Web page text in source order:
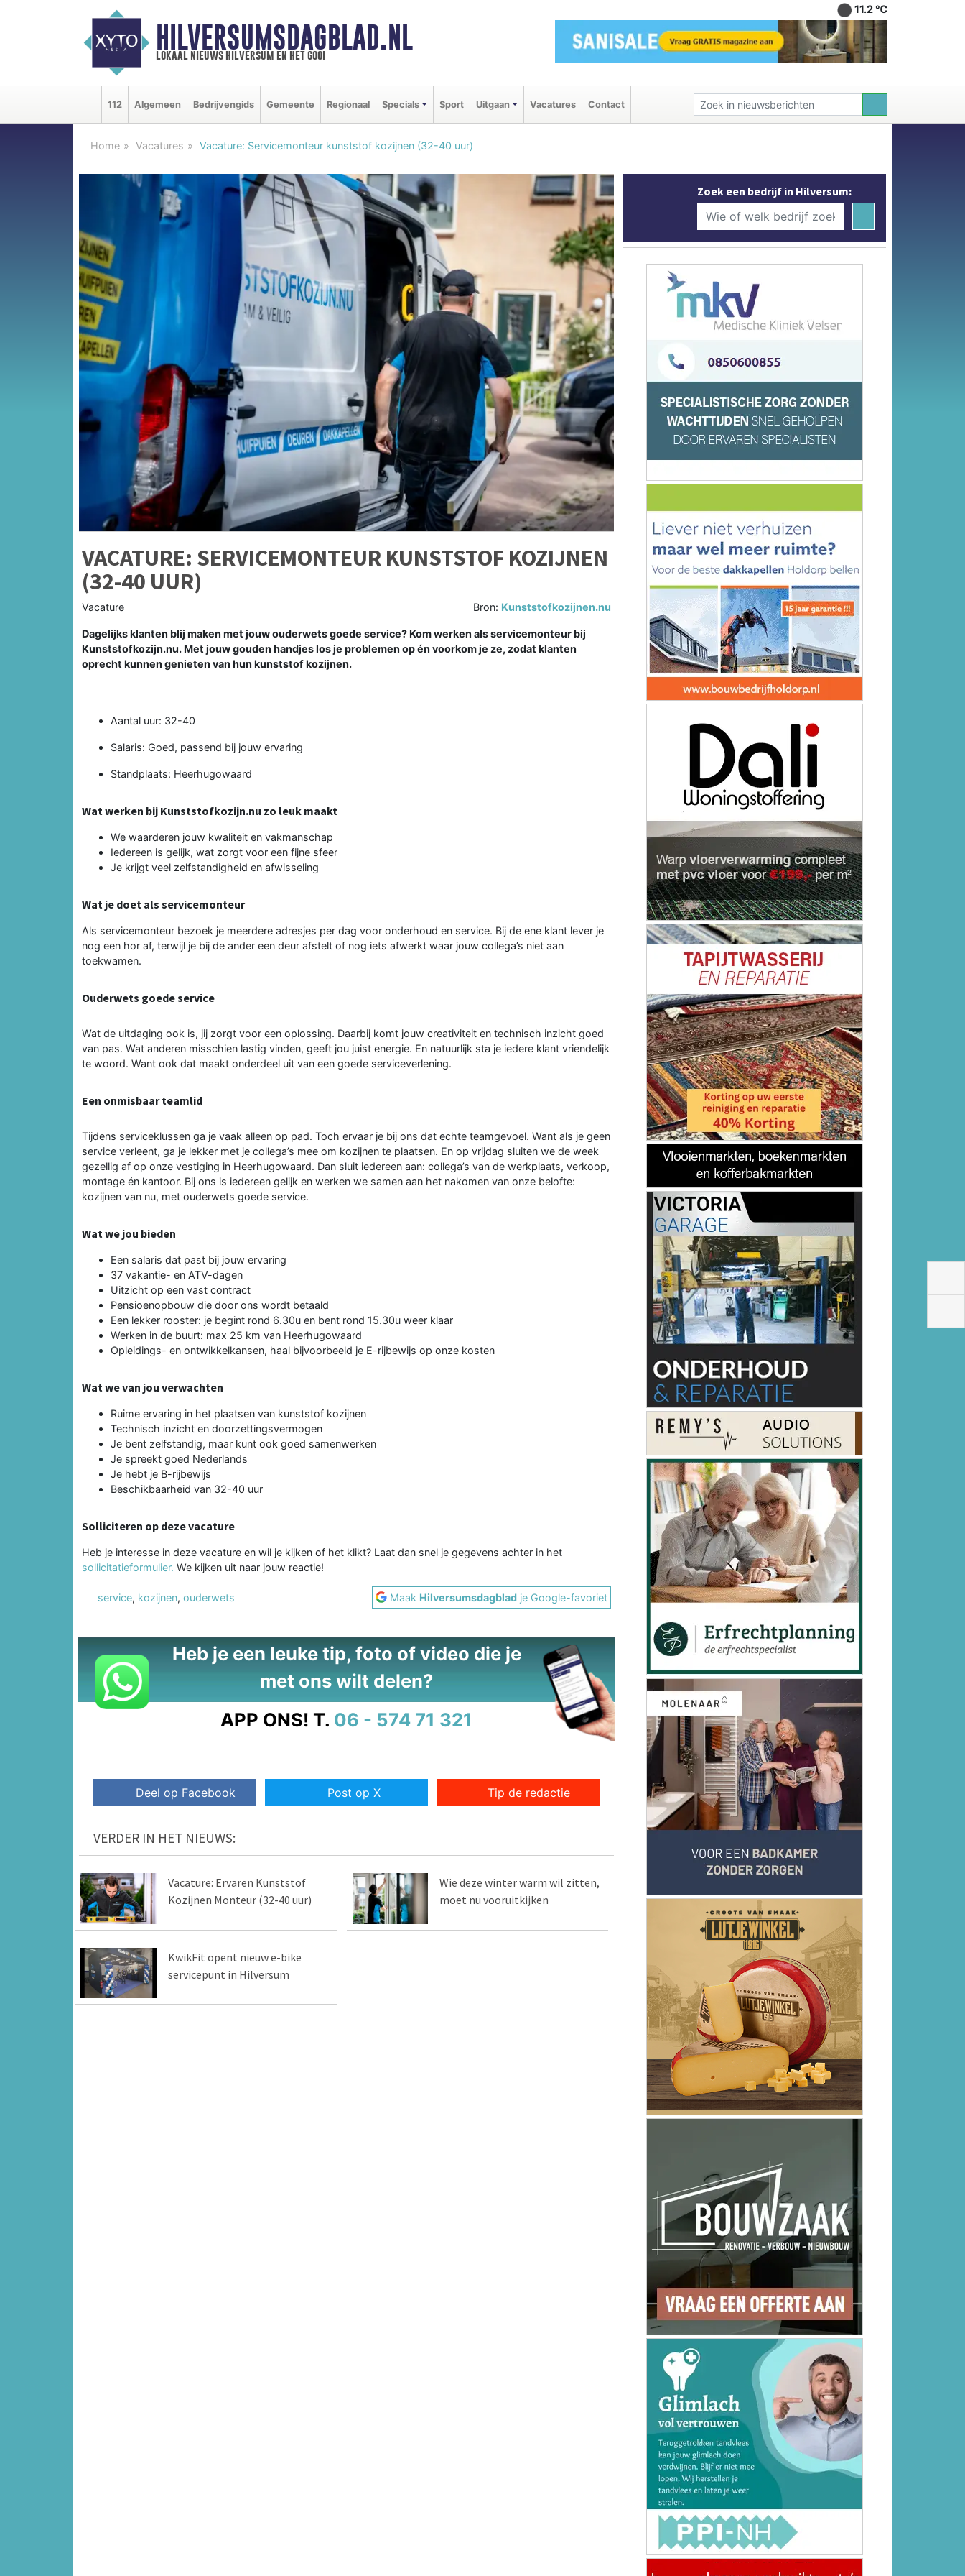
HILVERSUMSDAGBLAD.NL
lokaal nieuws hilversum en het gooi
11.2 ℃
112 Algemeen Bedrijvengids Gemeente Regionaal Specials Sport Uitgaan Vacatures Contact
Home Vacatures Vacature: Servicemonteur kunststof kozijnen (32-40 uur)
VACATURE: SERVICEMONTEUR KUNSTSTOF KOZIJNEN
(32-40 UUR)
Vacature Bron: Kunststofkozijnen.nu
Dagelijks klanten blij maken met jouw ouderwets goede service? Kom werken als servicemonteur bij
Kunststofkozijn.nu. Met jouw gouden handjes los je problemen op én voorkom je ze, zodat klanten
oprecht kunnen genieten van hun kunststof kozijnen.
Aantal uur: 32-40
Salaris: Goed, passend bij jouw ervaring
Standplaats: Heerhugowaard
Wat werken bij Kunststofkozijn.nu zo leuk maakt
We waarderen jouw kwaliteit en vakmanschap
Iedereen is gelijk, wat zorgt voor een fijne sfeer
Je krijgt veel zelfstandigheid en afwisseling
Wat je doet als servicemonteur
Als servicemonteur bezoek je meerdere adresjes per dag voor onderhoud en service. Bij de ene klant lever je
nog een hor af, terwijl je bij de ander een deur afstelt of nog iets afwerkt waar jouw collega’s niet aan
toekwamen.
Ouderwets goede service
Wat de uitdaging ook is, jij zorgt voor een oplossing. Daarbij komt jouw creativiteit en technisch inzicht goed
van pas. Wat anderen misschien lastig vinden, geeft jou juist energie. En natuurlijk sta je iedere klant vriendelijk
te woord. Want ook dat maakt onderdeel uit van een goede serviceverlening.
Een onmisbaar teamlid
Tijdens serviceklussen ga je vaak alleen op pad. Toch ervaar je bij ons dat echte teamgevoel. Want als je geen
service verleent, ga je lekker met je collega’s mee om kozijnen te plaatsen. En op vrijdag sluiten we de week
gezellig af op onze vestiging in Heerhugowaard. Dan sluit iedereen aan: collega’s van de werkplaats, verkoop,
montage én kantoor. Bij ons is iedereen gelijk en werken we samen aan het nakomen van onze belofte:
kozijnen van nu, met ouderwets goede service.
Wat we jou bieden
Een salaris dat past bij jouw ervaring
37 vakantie- en ATV-dagen
Uitzicht op een vast contract
Pensioenopbouw die door ons wordt betaald
Een lekker rooster: je begint rond 6.30u en bent rond 15.30u weer klaar
Werken in de buurt: max 25 km van Heerhugowaard
Opleidings- en ontwikkelkansen, haal bijvoorbeeld je E-rijbewijs op onze kosten
Wat we van jou verwachten
Ruime ervaring in het plaatsen van kunststof kozijnen
Technisch inzicht en doorzettingsvermogen
Je bent zelfstandig, maar kunt ook goed samenwerken
Je spreekt goed Nederlands
Je hebt je B-rijbewijs
Beschikbaarheid van 32-40 uur
Solliciteren op deze vacature
Heb je interesse in deze vacature en wil je kijken of het klikt? Laat dan snel je gegevens achter in het
sollicitatieformulier. We kijken uit naar jouw reactie!
service, kozijnen, ouderwets Maak Hilversumsdagblad je Google-favoriet
Heb je een leuke tip, foto of video die je
met ons wilt delen?
APP ONS! T. 06 - 574 71 321
Deel op Facebook Post op X Tip de redactie
VERDER IN HET NIEUWS:
Vacature: Ervaren Kunststof
Kozijnen Monteur (32-40 uur)
Wie deze winter warm wil zitten,
moet nu vooruitkijken
KwikFit opent nieuw e-bike
servicepunt in Hilversum
Zoek een bedrijf in Hilversum: